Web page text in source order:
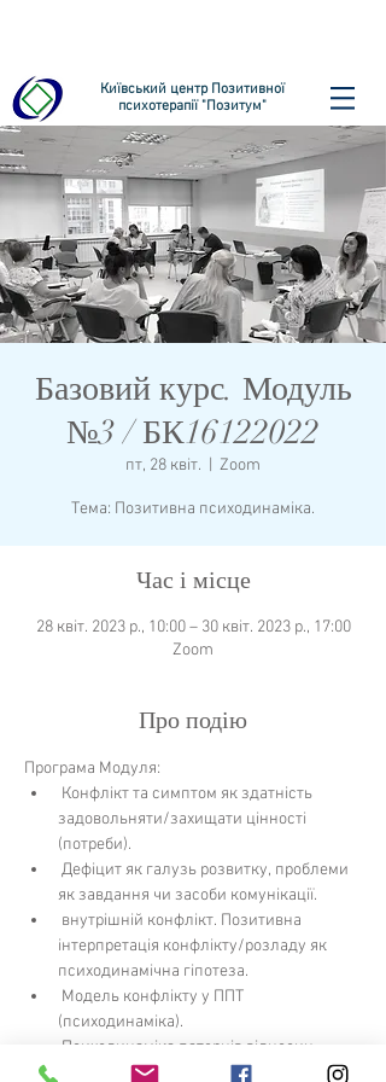
Київський центр Позитивної
психотерапії "Позитум"
Базовий курс. Модуль
№3 / БК16122022
пт, 28 квіт. Zoom
Тема: Позитивна психодинаміка.
Час і місце
28 квіт. 2023 р., 10:00 – 30 квіт. 2023 р., 17:00
Zoom
Про подію
Програма Модуля:
задовольняти/захищати цінності
(потреби).
як завдання чи засоби комунікації.
інтерпретація конфлікту/розладу як
психодинамічна гіпотеза.
(психодинаміка).
Психодинаміка патернів відносин.